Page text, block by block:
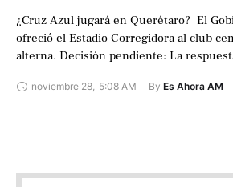
¿Cruz Azul jugará en Querétaro? ️ El
ofreció el Estadio Corregidora al club
alterna. Decisión pendiente: La
noviembre 28, 5:08 AM By Es Ahora AM